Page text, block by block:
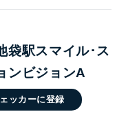
駅スマイル･ス
ンビジョンA
ッカーに登録